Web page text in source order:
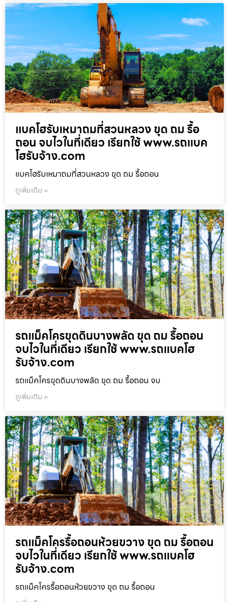
แบคโฮรับเหมาถมที่สวนหลวง ขุด ถม รื้อ
ถอน จบไวในที่เดียว เรียกใช้ www.รถแบค
โฮรับจ้าง.com
แบคโฮรับเหมาถมที่สวนหลวง ขุด ถม รื้อถอน
ดูเพิ่มเติม »
รถแม็คโครขุดดินบางพลัด ขุด ถม รื้อถอน
จบไวในที่เดียว เรียกใช้ www.รถแบคโฮ
รับจ้าง.com
รถแม็คโครขุดดินบางพลัด ขุด ถม รื้อถอน จบ
ดูเพิ่มเติม »
รถแม็คโครรื้อถอนห้วยขวาง ขุด ถม รื้อถอน
จบไวในที่เดียว เรียกใช้ www.รถแบคโฮ
รับจ้าง.com
รถแม็คโครรื้อถอนห้วยขวาง ขุด ถม รื้อถอน